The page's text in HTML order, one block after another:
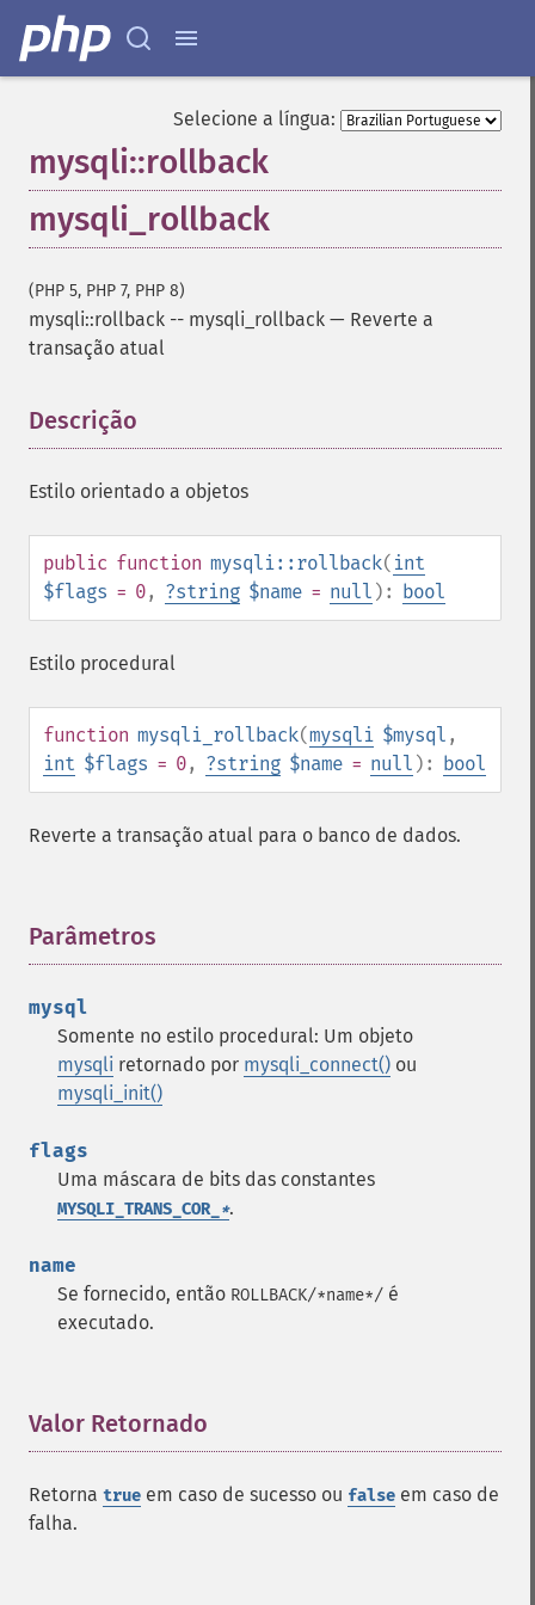
Selecione a língua:
mysqli::rollback
mysqli_rollback
(PHP 5, PHP 7, PHP 8)
mysqli::rollback -- mysqli_rollback — Reverte a
transação atual
Descrição
Estilo orientado a objetos
public function mysqli::rollback( int
$flags = 0, ?string $name = null ): bool
Estilo procedural
function mysqli_rollback(mysqli $mysql ,
int $flags = 0, ?string $name = null ): bool
Reverte a transação atual para o banco de dados.
Parâmetros
mysql
Somente no estilo procedural: Um objeto
mysqli retornado por mysqli_connect() ou
mysqli_init()
flags
Uma máscara de bits das constantes
MYSQLI_TRANS_COR_ *.
name
Se fornecido, então ROLLBACK/*name*/ é
executado.
Valor Retornado
Retorna true em caso de sucesso ou false em caso de
falha.